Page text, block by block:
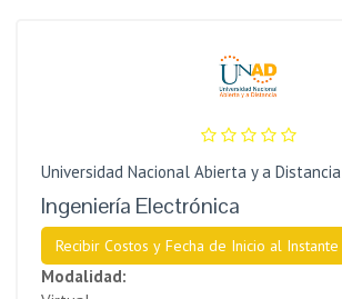
Universidad Nacional Abierta y a Distancia
Ingeniería Electrónica
Recibir Costos y Fecha de Inicio al Instante
Modalidad: